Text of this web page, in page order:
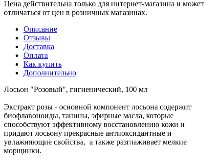
Цена действительна только для интернет-магазина и может
отличаться от цен в розничных магазинах.
Описание
Отзывы
Доставка
Оплата
Как купить
Дополнительно
Лосьон "Розовый", гигиенический, 100 мл
Экстракт розы - основной компонент лосьона содержит
биофлавоноиды, танины, эфирные масла, которые
способствуют эффективному восстановлению кожи и
придают лосьону прекрасные антиоксидантные и
увлажняющие свойства, а также разглаживает мелкие
морщинки.